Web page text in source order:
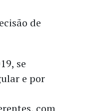
de
se
e por